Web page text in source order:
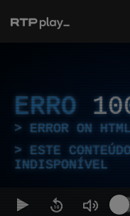
ERRO
ERROR ON
ESTE
INDISPONÍVEL